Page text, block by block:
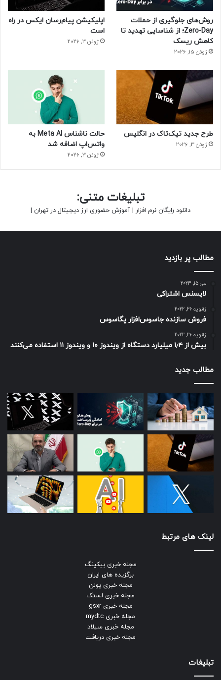
روش‌های جلوگیری از حملات
Zero-Day؛ از شناسایی تهدید تا
کاهش ریسک
ژوئن 15, 2026
اپلیکیشن پیام‌رسان ایکس در راه
است
ژوئن 3, 2026
طرح جدید تیک‌تاک در انگلیس
ژوئن 3, 2026
حالت ناشناس Meta AI به
واتس‌اپ اضافه شد
ژوئن 3, 2026
تبلیغات متنی:
دانلود رایگان نرم افزار | آموزش حضوری ارز دیجیتال در تهران |
مطالب پر بازدید
می 15, 2023
لایسنس اشتراکی
ژانویه 26, 2022
فروش سازنده جاسوس‌افزار پگاسوس
ژانویه 26, 2022
بیش از ۱٫۴ میلیارد دستگاه از ویندوز ۱۰ و ویندوز ۱۱ استفاده می‌کنند
مطالب جدید
لینک های مرتبط
مجله خبری بیکینگ
برگزیده های ایران
مجله خبری یولن
مجله خبری لستک
مجله خبری gsxr
مجله خبری mydtc
مجله خبری سیلاد
مجله خبری دریافت
تبلیغات